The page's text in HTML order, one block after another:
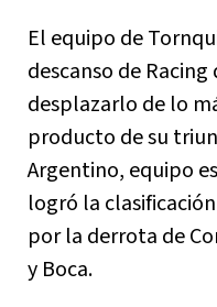
El equipo de
descanso de
desplazarlo de lo
producto de su
Argentino, equipo
logró la
por la derrota de
y Boca.